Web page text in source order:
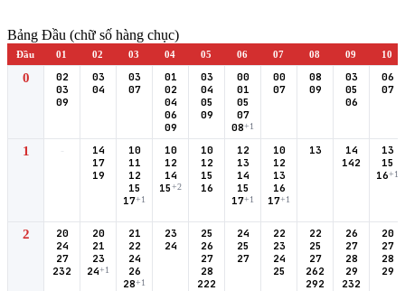
Bảng Đầu (chữ số hàng chục)
Đầu 01 02 03 04 05 06 07 08 09 10
0
02
03
09
03
04
03
07
01
02
04
06
09
03
04
05
09
00
01
05
07
08+1
00
07
08
09
03
05
06
06
07
1 -
14
17
19
10
11
12
15
17+1
10
12
14
15+2
10
12
15
16
12
13
14
15
17+1
10
12
13
16
17+1
13
14
142
13
15
16+1
2
20
24
27
232
20
21
23
24+1
21
22
24
26
28+1
23
24
25
26
27
28
222
24
25
27
22
23
24
25
22
25
27
262
292
26
27
28
29
232
20
27
28
29